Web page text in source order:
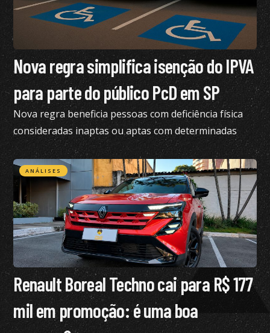
Nova regra simplifica isenção do IPVA
para parte do público PcD em SP
Nova regra beneficia pessoas com deficiência física
consideradas inaptas ou aptas com determinadas
restrições na CNH
ANÁLISES
Renault Boreal Techno cai para R$ 177
mil em promoção: é uma boa